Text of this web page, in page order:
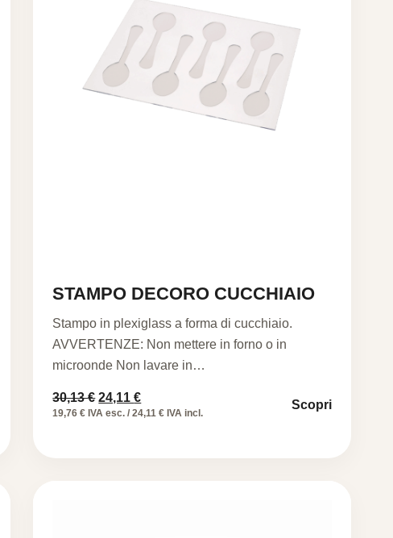
STAMPO DECORO CUCCHIAIO
Stampo in plexiglass a forma di cucchiaio.
AVVERTENZE: Non mettere in forno o in
microonde Non lavare in…
30,13€ Il
prezzo
30,13 €.
24,11€Il
prezzo
24,11 €.
19,76 € IVA esc. / 24,11 € IVA incl.
Scopri